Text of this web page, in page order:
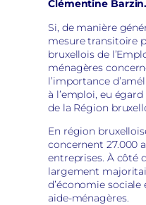
Clémentine Barzin.
Si, de manière
mesure transitoire
bruxellois de
ménagères
l’importance
à l’emploi, eu
de la Région
En région
concernent 27.000
entreprises. À côté
largement
d’économie
aide-ménagères.